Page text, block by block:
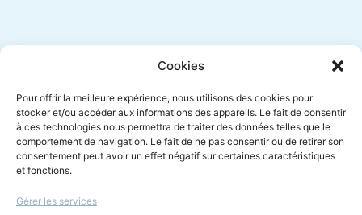
Cookies
Pour offrir la meilleure expérience, nous utilisons des cookies pour
stocker et/ou accéder aux informations des appareils. Le fait de consentir
à ces technologies nous permettra de traiter des données telles que le
comportement de navigation. Le fait de ne pas consentir ou de retirer son
consentement peut avoir un effet négatif sur certaines caractéristiques
et fonctions.
Gérer les services
Inscription newsletter
Envoyer